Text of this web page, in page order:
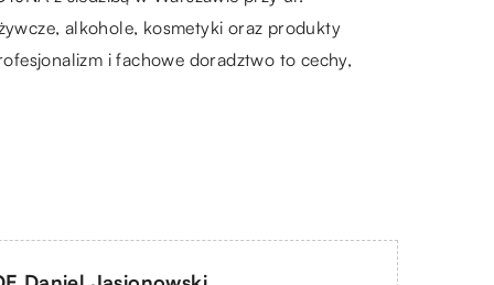
alkohole, kosmetyki oraz produkty
i fachowe doradztwo to cechy,